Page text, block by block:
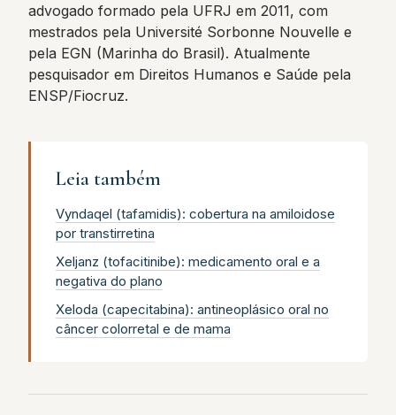
advogado formado pela UFRJ em 2011, com
mestrados pela Université Sorbonne Nouvelle e
pela EGN (Marinha do Brasil). Atualmente
pesquisador em Direitos Humanos e Saúde pela
ENSP/Fiocruz.
Leia também
Vyndaqel (tafamidis): cobertura na amiloidose
por transtirretina
Xeljanz (tofacitinibe): medicamento oral e a
negativa do plano
Xeloda (capecitabina): antineoplásico oral no
câncer colorretal e de mama